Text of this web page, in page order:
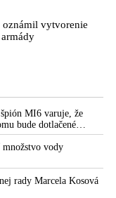
vytvorenie
MI6 varuje, že
bude dotlačené
v roku 2022.
diplomatov,
Putin vraj bude
neskončí
vody
rady Marcela Kosová